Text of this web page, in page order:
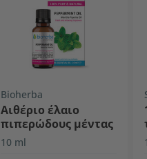
Bioherba
Αιθέριο έλαιο
πιπερώδους μέντας
10 ml